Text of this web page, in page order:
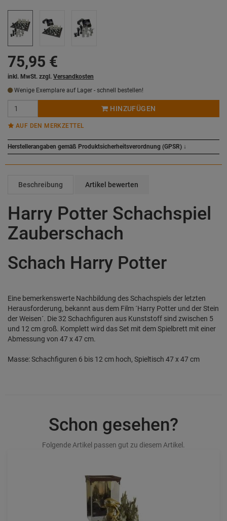
75,95 €
inkl. MwSt. zzgl. Versandkosten
Wenige Exemplare auf Lager - schnell bestellen!
HINZUFÜGEN
AUF DEN MERKZETTEL
Herstellerangaben gemäß Produktsicherheitsverordnung (GPSR) ↓
Beschreibung Artikel bewerten
Harry Potter Schachspiel
Zauberschach
Schach Harry Potter
Eine bemerkenswerte Nachbildung des Schachspiels der letzten
Herausforderung, bekannt aus dem Film ´Harry Potter und der Stein
der Weisen´. Die 32 Schachfiguren aus Kunststoff sind zwischen 5
und 12 cm groß. Komplett wird das Set mit dem Spielbrett mit einer
Abmessung von 47 x 47 cm.
Masse: Schachfiguren 6 bis 12 cm hoch, Spieltisch 47 x 47 cm
Schon gesehen?
Folgende Artikel passen gut zu diesem Artikel.